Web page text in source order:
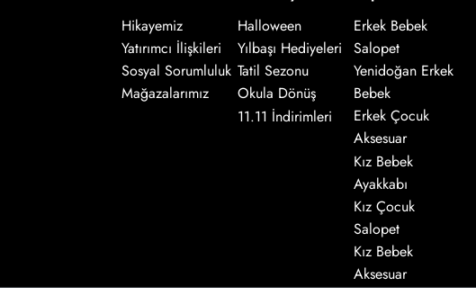
Hikayemiz
Yatırımcı İlişkileri
Sosyal Sorumluluk
Mağazalarımız
Halloween
Yılbaşı Hediyeleri
Tatil Sezonu
Okula Dönüş
11.11 İndirimleri
Erkek Bebek
Salopet
Yenidoğan Erkek
Bebek
Erkek Çocuk
Aksesuar
Kız Bebek
Ayakkabı
Kız Çocuk
Salopet
Kız Bebek
Aksesuar